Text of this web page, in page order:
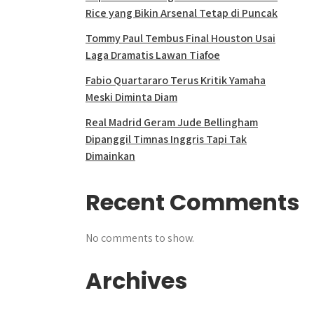
Rice yang Bikin Arsenal Tetap di Puncak
Tommy Paul Tembus Final Houston Usai
Laga Dramatis Lawan Tiafoe
Fabio Quartararo Terus Kritik Yamaha
Meski Diminta Diam
Real Madrid Geram Jude Bellingham
Dipanggil Timnas Inggris Tapi Tak
Dimainkan
Recent Comments
No comments to show.
Archives